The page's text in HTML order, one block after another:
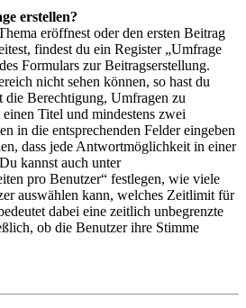
erstellen?
eröffnest oder den ersten Beitrag
findest du ein Register „Umfrage
Formulars zur Beitragserstellung.
nicht sehen können, so hast du
die Berechtigung, Umfragen zu
Titel und mindestens zwei
in die entsprechenden Felder eingeben
dass jede Antwortmöglichkeit in einer
kannst auch unter
pro Benutzer“ festlegen, wie viele
auswählen kann, welches Zeitlimit für
dabei eine zeitlich unbegrenzte
ob die Benutzer ihre Stimme